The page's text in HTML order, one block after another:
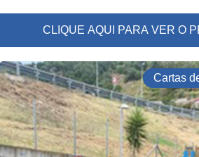
CLIQUE AQUI PARA VER O
Cartas